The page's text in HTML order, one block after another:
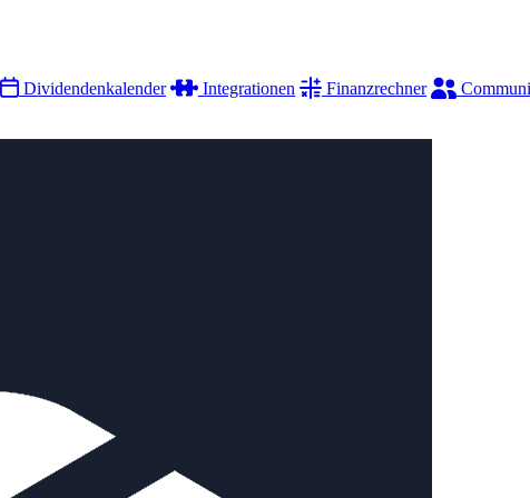
Dividendenkalender Integrationen Finanzrechner